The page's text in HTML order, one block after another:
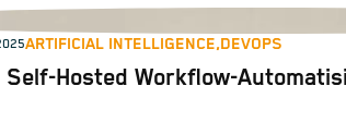
ARTIFICIAL INTELLIGENCE,DEVOPS
Hosted Workflow-